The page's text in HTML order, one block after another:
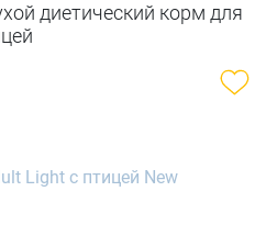
диетический корм для